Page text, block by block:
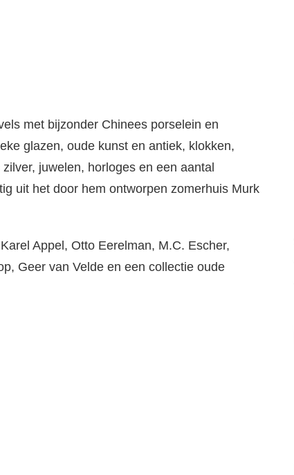
met bijzonder Chinees porselein en
glazen, oude kunst en antiek, klokken,
juwelen, horloges en een aantal
uit het door hem ontworpen zomerhuis Murk
Appel, Otto Eerelman, M.C. Escher,
Geer van Velde en een collectie oude